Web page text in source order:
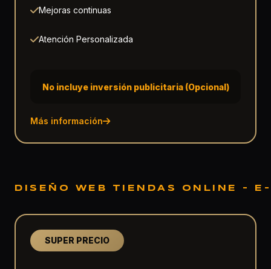
Mejoras continuas
Atención Personalizada
No incluye inversión publicitaria (Opcional)
Más información
DISEÑO WEB TIENDAS ONLINE - E-
SUPER PRECIO